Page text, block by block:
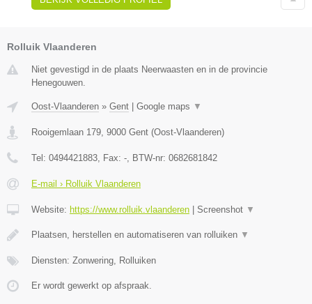
Rolluik Vlaanderen
Niet gevestigd in de plaats Neerwaasten en in de provincie
Henegouwen.
Oost-Vlaanderen » Gent Google maps ▼
Rooigemlaan 179, 9000 Gent (Oost-Vlaanderen)
Tel: 0494421883, Fax: -, BTW-nr: 0682681842
E-mail › Rolluik Vlaanderen
Website: https://www.rolluik.vlaanderen Screenshot ▼
Plaatsen, herstellen en automatiseren van rolluiken ▼
Diensten: Zonwering, Rolluiken
Er wordt gewerkt op afspraak.